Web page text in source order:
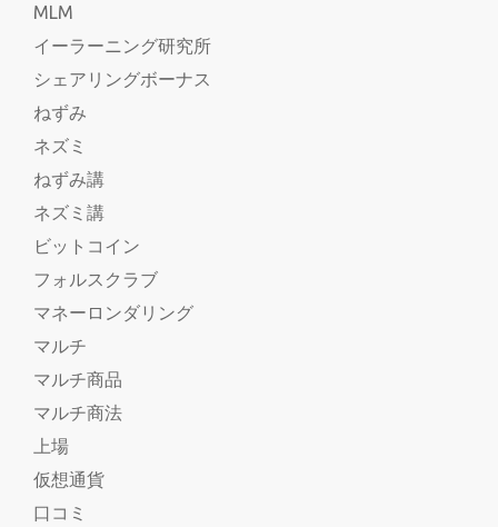
MLM
イーラーニング研究所
シェアリングボーナス
ねずみ
ネズミ
ねずみ講
ネズミ講
ビットコイン
フォルスクラブ
マネーロンダリング
マルチ
マルチ商品
マルチ商法
上場
仮想通貨
口コミ